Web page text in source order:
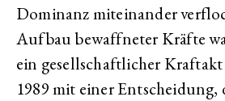
Dominanz miteinander
Aufbau bewaffneter Kräfte
ein gesellschaftlicher
1989 mit einer Entscheidung,